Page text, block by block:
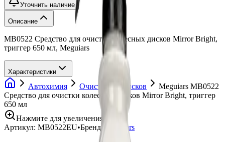
Уточнить наличие
Описание
MB0522 Средство для очистки колесных дисков Mirror Bright,
триггер 650 мл, Meguiars
Характеристики
Автохимия Очистители дисков
Meguiars MB0522
Средство для очистки колесных дисков Mirror Bright, триггер
650 мл
Нажмите для увеличения
Артикул: MB0522EU•Бренд: Meguiars